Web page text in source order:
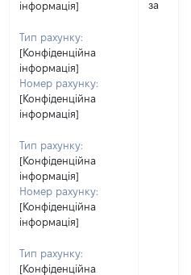
інформація]
Тип рахунку:
[Конфіденційна
інформація]
Номер рахунку:
[Конфіденційна
інформація]
Тип рахунку:
[Конфіденційна
інформація]
Номер рахунку:
[Конфіденційна
інформація]
Тип рахунку:
[Конфіденційна